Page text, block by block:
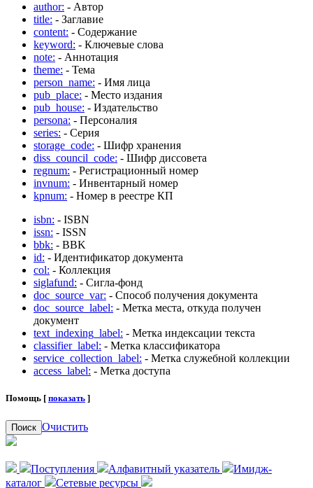
author: - Автор
title: - Заглавие
content: - Содержание
keyword: - Ключевые слова
note: - Аннотация
theme: - Тема
person_name: - Имя лица
pub_place: - Место издания
pub_house: - Издательство
persona: - Персоналия
series: - Серия
storage_code: - Шифр хранения
diss_council_code: - Шифр диссовета
regnum: - Регистрационный номер
invnum: - Инвентарный номер
kpnum: - Номер в реестре КП
isbn: - ISBN
issn: - ISSN
bbk: - BBK
id: - Идентификатор документа
col: - Коллекция
siglafund: - Сигла-фонд
doc_source_var: - Способ получения документа
doc_source_label: - Метка места, откуда получен
документ
text_indexing_label: - Метка индексации текста
classifier_label: - Метка классификатора
service_collection_label: - Метка служебной коллекции
access_label: - Метка доступа
Помощь [ показать ]
Поиск Очистить
Поступления Алфавитный указатель
Имидж-
каталог
Сетевые ресурсы